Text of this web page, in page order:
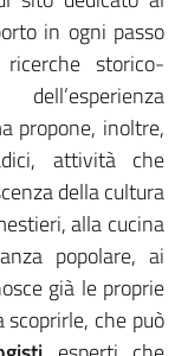
in ogni passo
storico-
propone, inoltre,
attività che
della cultura
alla cucina
popolare, ai
già le proprie
che può